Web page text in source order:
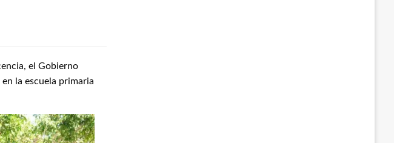
el Gobierno
la escuela primaria